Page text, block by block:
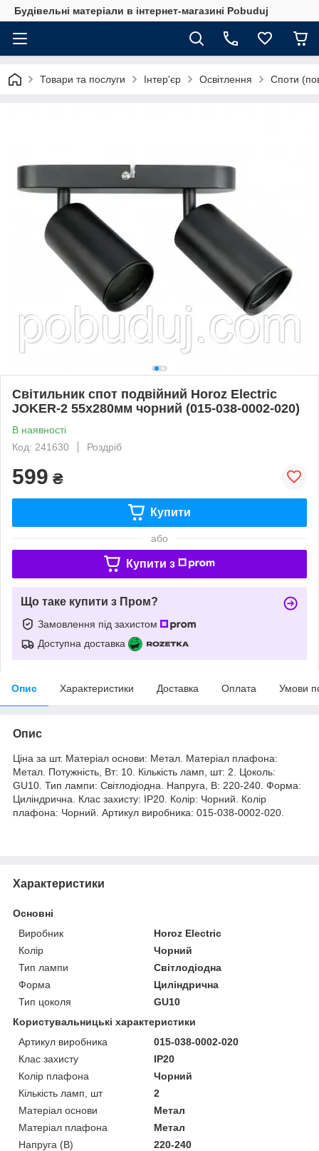
Будівельні матеріали в інтернет-магазині Pobuduj
Товари та послуги Інтер'єр Освітлення Споти
Світильник спот подвійний Horoz Electric
JOKER-2 55x280мм чорний (015-038-0002-020)
В наявності
Код: 241630
Роздріб
599 ₴
Купити
або
Купити з
Що таке купити з Пром?
Замовлення під захистом
Доступна доставка
Опис Характеристики Доставка Оплата Умови
Опис
Ціна за шт. Матеріал основи: Метал. Матеріал плафона:
Метал. Потужність, Вт: 10. Кількість ламп, шт: 2. Цоколь:
GU10. Тип лампи: Світлодіодна. Напруга, В: 220-240. Форма:
Циліндрична. Клас захисту: IP20. Колір: Чорний. Колір
плафона: Чорний. Артикул виробника: 015-038-0002-020.
Характеристики
Основні
Виробник
Horoz Electric
Колір
Чорний
Тип лампи
Світлодіодна
Форма
Циліндрична
Тип цоколя
GU10
Користувальницькі характеристики
Артикул виробника
015-038-0002-020
Клас захисту
IP20
Колір плафона
Чорний
Кількість ламп, шт
2
Матеріал основи
Метал
Матеріал плафона
Метал
Напруга (В)
220-240